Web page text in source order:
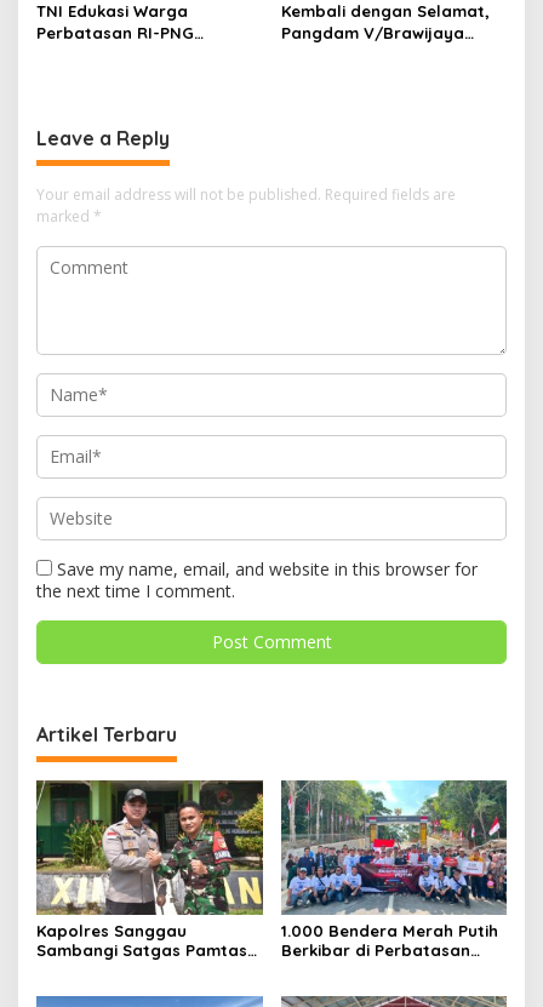
TNI Edukasi Warga
Perbatasan RI-PNG
Kembali dengan Selamat,
Pangdam V/Brawijaya
Leave a Reply
Your email address will not be published. Required fields are
marked *
Save my name, email, and website in this browser for
the next time I comment.
Artikel Terbaru
Kapolres Sanggau
Sambangi Satgas Pamtas
1.000 Bendera Merah Putih
Berkibar di Perbatasan